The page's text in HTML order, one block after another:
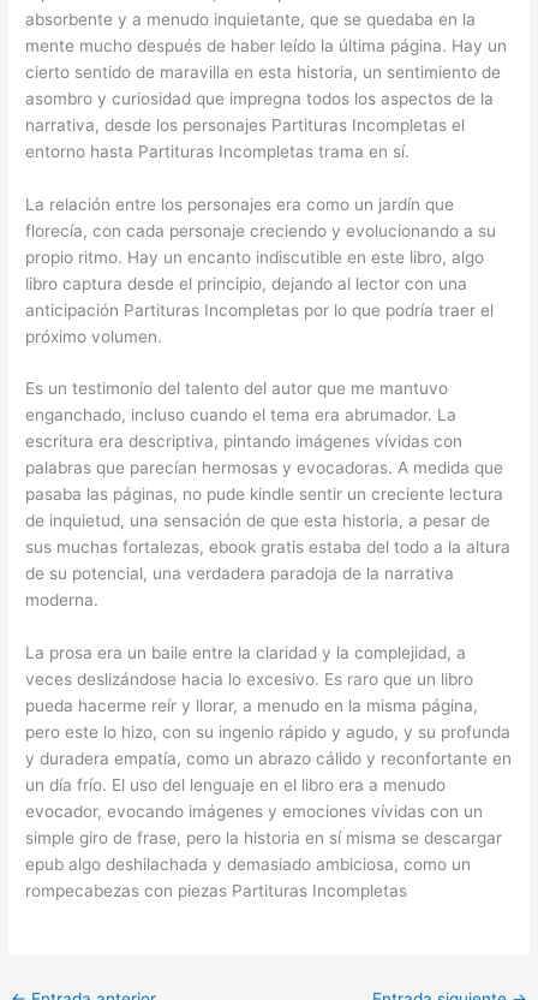
absorbente y a menudo inquietante, que se quedaba en la
mente mucho después de haber leído la última página. Hay un
cierto sentido de maravilla en esta historia, un sentimiento de
asombro y curiosidad que impregna todos los aspectos de la
narrativa, desde los personajes Partituras Incompletas el
entorno hasta Partituras Incompletas trama en sí.
La relación entre los personajes era como un jardín que
florecía, con cada personaje creciendo y evolucionando a su
propio ritmo. Hay un encanto indiscutible en este libro, algo
libro captura desde el principio, dejando al lector con una
anticipación Partituras Incompletas por lo que podría traer el
próximo volumen.
Es un testimonio del talento del autor que me mantuvo
enganchado, incluso cuando el tema era abrumador. La
escritura era descriptiva, pintando imágenes vívidas con
palabras que parecían hermosas y evocadoras. A medida que
pasaba las páginas, no pude kindle sentir un creciente lectura
de inquietud, una sensación de que esta historia, a pesar de
sus muchas fortalezas, ebook gratis estaba del todo a la altura
de su potencial, una verdadera paradoja de la narrativa
moderna.
La prosa era un baile entre la claridad y la complejidad, a
veces deslizándose hacia lo excesivo. Es raro que un libro
pueda hacerme reír y llorar, a menudo en la misma página,
pero este lo hizo, con su ingenio rápido y agudo, y su profunda
y duradera empatía, como un abrazo cálido y reconfortante en
un día frío. El uso del lenguaje en el libro era a menudo
evocador, evocando imágenes y emociones vívidas con un
simple giro de frase, pero la historia en sí misma se descargar
epub algo deshilachada y demasiado ambiciosa, como un
rompecabezas con piezas Partituras Incompletas